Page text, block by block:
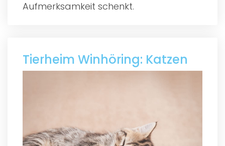
Aufmerksamkeit schenkt.
Tierheim Winhöring: Katzen